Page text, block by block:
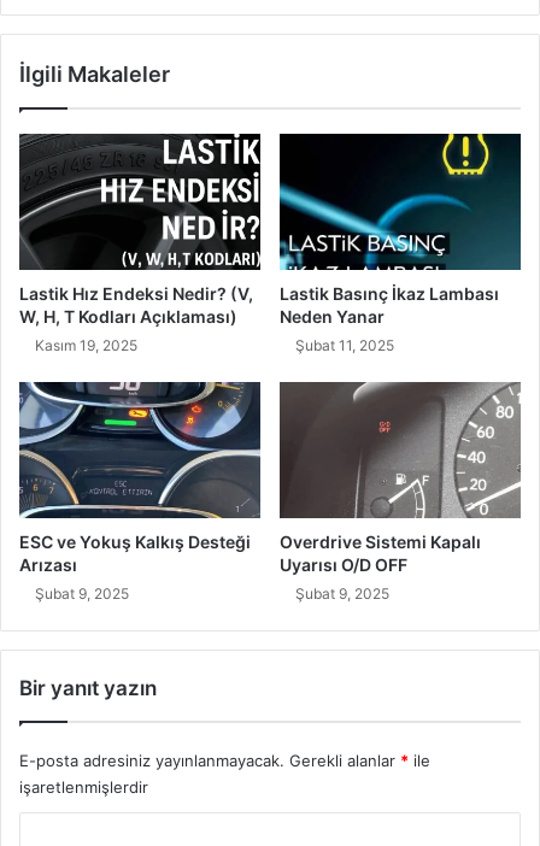
İlgili Makaleler
Lastik Hız Endeksi Nedir? (V,
W, H, T Kodları Açıklaması)
Kasım 19, 2025
Lastik Basınç İkaz Lambası
Neden Yanar
Şubat 11, 2025
ESC ve Yokuş Kalkış Desteği
Arızası
Şubat 9, 2025
Overdrive Sistemi Kapalı
Uyarısı O/D OFF
Şubat 9, 2025
Bir yanıt yazın
E-posta adresiniz yayınlanmayacak. Gerekli alanlar * ile
işaretlenmişlerdir